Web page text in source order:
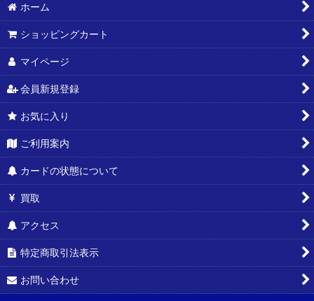
ホーム
ショッピングカート
マイページ
会員新規登録
お気に入り
ご利用案内
カードの状態について
買取
アクセス
特定商取引法表示
お問い合わせ